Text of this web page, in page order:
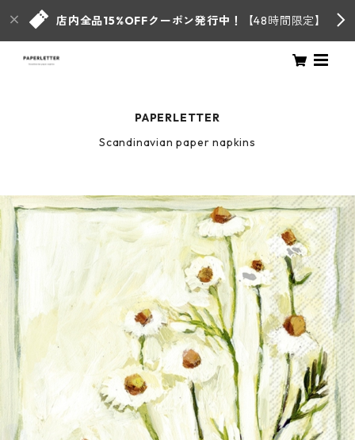
店内全品15%OFFクーポン発行中！ 【48時間限定】
PAPERLETTER
Scandinavian paper napkins